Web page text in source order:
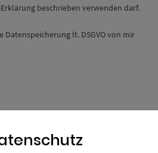
beschrieben verwenden darf.
Datenspeicherung lt. DSGVO von mir